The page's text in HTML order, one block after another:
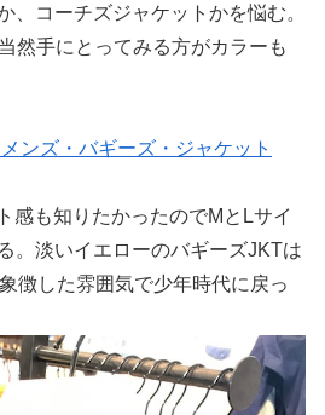
、コーチズジャケットかを悩む。
然手にとってみる方がカラーも
ンズ・バギーズ・ジャケット
感も知りたかったのでMとLサイ
。淡いイエローのバギーズJKTは
徴した雰囲気で少年時代に戻っ